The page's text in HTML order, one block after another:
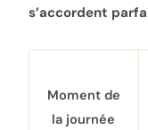
s’accordent
Moment de
la journée